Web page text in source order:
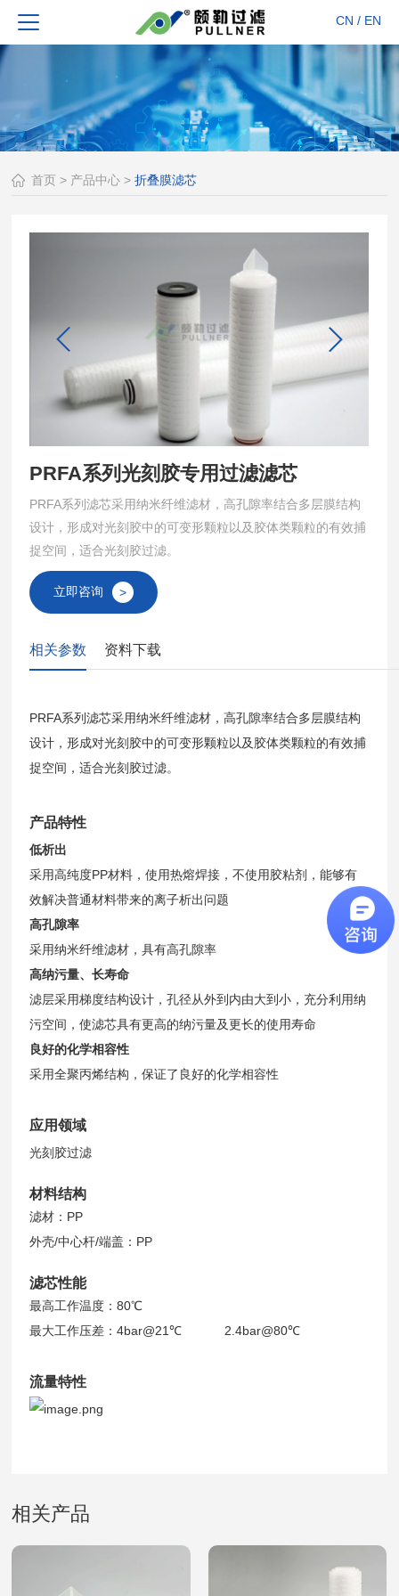
CN / EN
首页 > 产品中心 >折叠膜滤芯
PRFA系列光刻胶专用过滤滤芯
PRFA系列滤芯采用纳米纤维滤材，高孔隙率结合多层膜结构
设计，形成对光刻胶中的可变形颗粒以及胶体类颗粒的有效捕
捉空间，适合光刻胶过滤。
立即咨询 >
相关参数 资料下载
PRFA系列滤芯采用纳米纤维滤材，高孔隙率结合多层膜结构
设计，形成对光刻胶中的可变形颗粒以及胶体类颗粒的有效捕
捉空间，适合光刻胶过滤。
产品特性
低析出
采用高纯度PP材料，使用热熔焊接，不使用胶粘剂，能够有
效解决普通材料带来的离子析出问题
高孔隙率
采用纳米纤维滤材，具有高孔隙率
高纳污量、长寿命
滤层采用梯度结构设计，孔径从外到内由大到小，充分利用纳
污空间，使滤芯具有更高的纳污量及更长的使用寿命
良好的化学相容性
采用全聚丙烯结构，保证了良好的化学相容性
应用领域
光刻胶过滤
材料结构
滤材：PP
外壳/中心杆/端盖：PP
滤芯性能
最高工作温度：80℃
最大工作压差：4bar@21℃ 2.4bar@80℃
流量特性
相关产品